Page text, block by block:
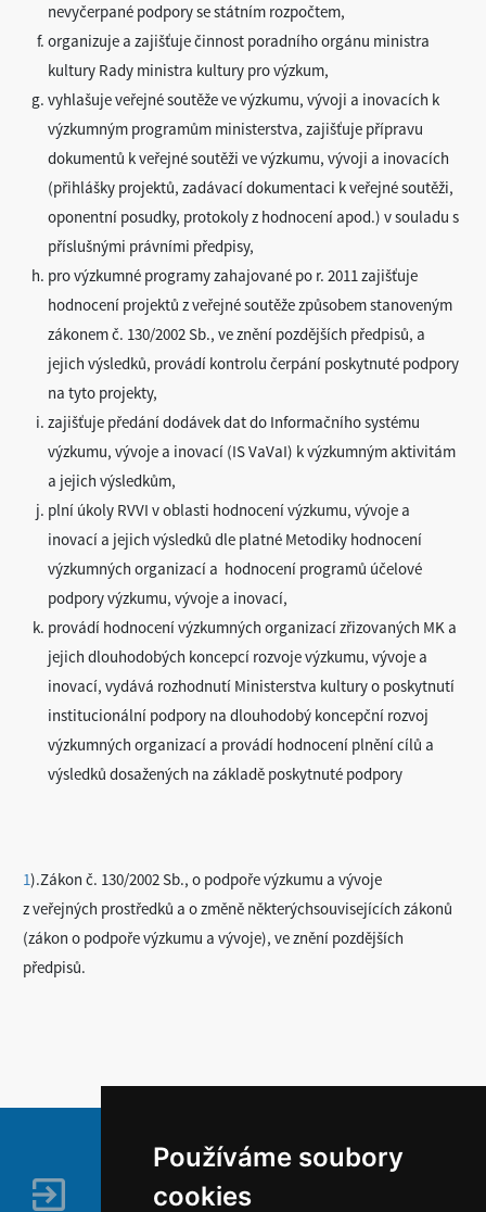
Používáme soubory
cookies
nevyčerpané podpory se státním rozpočtem,
organizuje a zajišťuje činnost poradního orgánu ministra
kultury Rady ministra kultury pro výzkum,
vyhlašuje veřejné soutěže ve výzkumu, vývoji a inovacích k
výzkumným programům ministerstva, zajišťuje přípravu
dokumentů k veřejné soutěži ve výzkumu, vývoji a inovacích
(přihlášky projektů, zadávací dokumentaci k veřejné soutěži,
oponentní posudky, protokoly z hodnocení apod.) v souladu s
příslušnými právními předpisy,
pro výzkumné programy zahajované po r. 2011 zajišťuje
hodnocení projektů z veřejné soutěže způsobem stanoveným
zákonem č. 130/2002 Sb., ve znění pozdějších předpisů, a
jejich výsledků, provádí kontrolu čerpání poskytnuté podpory
na tyto projekty,
zajišťuje předání dodávek dat do Informačního systému
výzkumu, vývoje a inovací (IS VaVaI) k výzkumným aktivitám
a jejich výsledkům,
plní úkoly RVVI v oblasti hodnocení výzkumu, vývoje a
inovací a jejich výsledků dle platné Metodiky hodnocení
výzkumných organizací a hodnocení programů účelové
podpory výzkumu, vývoje a inovací,
provádí hodnocení výzkumných organizací zřizovaných MK a
jejich dlouhodobých koncepcí rozvoje výzkumu, vývoje a
inovací, vydává rozhodnutí Ministerstva kultury o poskytnutí
institucionální podpory na dlouhodobý koncepční rozvoj
výzkumných organizací a provádí hodnocení plnění cílů a
výsledků dosažených na základě poskytnuté podpory
1).Zákon č. 130/2002 Sb., o podpoře výzkumu a vývoje
z veřejných prostředků a o změně některýchsouvisejících zákonů
(zákon o podpoře výzkumu a vývoje), ve znění pozdějších
předpisů.